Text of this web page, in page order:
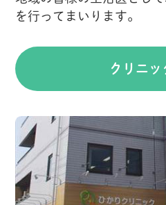
を行ってまいります。
クリニッ